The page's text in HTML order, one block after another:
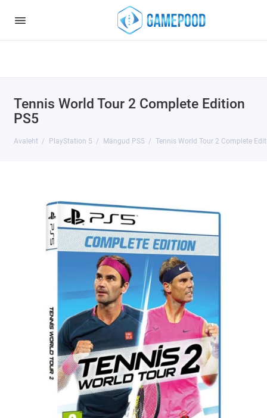
: Undefined index: HTTP_ACCEPT_LANGUAGE in
/var/www/virt98583/data/www/gamepood.ee/catalog/controller/
Tennis World Tour 2 Complete Edition
PS5
Avaleht PlayStation 5 Mängud PS5 Tennis World Tour 2 Complete